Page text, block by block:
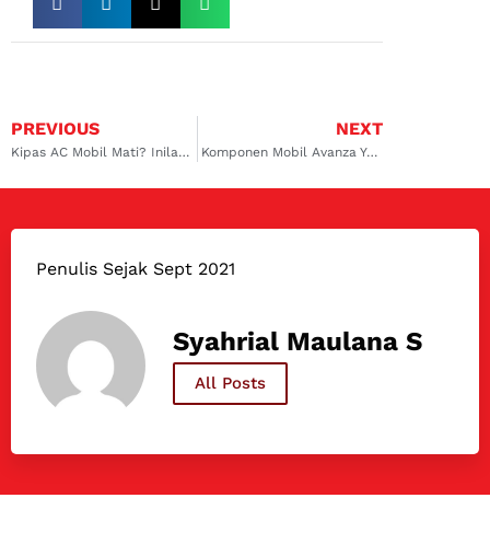
PREVIOUS
Kipas AC Mobil Mati? Inilah Penyebab dan Cara Mengatasinya
NEXT
Komponen Mobil Avanza Yang Harus Diberi Perawatan Ekstra
Penulis Sejak Sept 2021
Syahrial Maulana S
All Posts